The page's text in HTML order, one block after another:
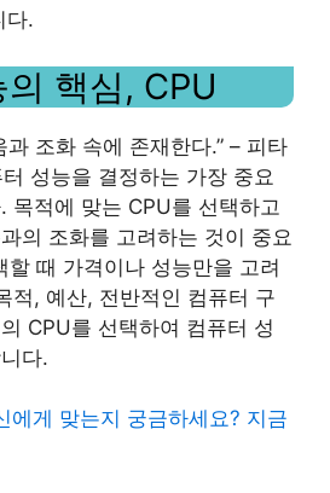
다.
핵심, CPU
과 조화 속에 존재한다.” – 피타
성능을 결정하는 가장 중요
목적에 맞는 CPU를 선택하고
의 조화를 고려하는 것이 중요
할 때 가격이나 성능만을 고려
적, 예산, 전반적인 컴퓨터 구
CPU를 선택하여 컴퓨터 성
다.
에게 맞는지 궁금하세요? 지금